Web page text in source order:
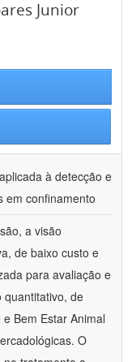
Junior
à detecção e
em confinamento
a visão
de baixo custo e
para avaliação e
quantitativo, de
Bem Estar Animal
O